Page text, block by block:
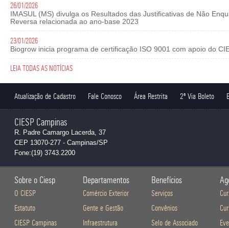
26/01/2026
IMASUL (MS) divulga os Resultados das Justificativas de Não
Reversa relacionada ao ano-base 2023
23/01/2026
Biogrow inicia programa de certificação ISO 9001 com apoio do
LEIA TODAS AS NOTÍCIAS
Atualização de Cadastro Fale Conosco Área Restrita 2ª Via Boleto
CIESP Campinas
R. Padre Camargo Lacerda, 37
CEP 13070-277 - Campinas/SP
Fone:(19) 3743.2200
Sobre o Ciesp
O CIESP
Estatuto
CIESP Campinas
Departamentos
Comércio Exterior
Gente e Gestão
Infraestrutura
Benefícios
Serviços
Convênios
Selo de Associado